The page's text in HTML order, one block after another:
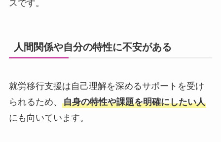
スです。
人間関係や自分の特性に不安がある
就労移行支援は自己理解を深めるサポートを受け
られるため、 自身の特性や課題を明確にしたい人
にも向いています。